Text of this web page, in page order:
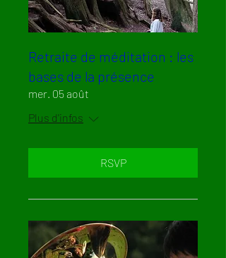
Retraite de méditation : les
bases de la présence
mer. 05 août
Plus d'infos
RSVP